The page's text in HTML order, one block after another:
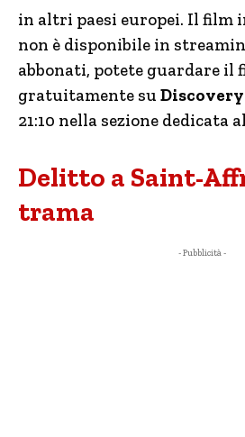
in altri paesi europei. Il film
non è disponibile in
abbonati, potete guardare il
gratuitamente su
21:10 nella sezione dedicata
Delitto a Saint-
trama
- Pubblicità -